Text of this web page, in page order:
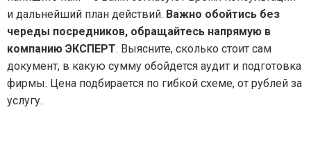
и дальнейший план действий. Важно обойтись без
череды посредников, обращайтесь напрямую в
компанию ЭКСПЕРТ. Выясните, сколько стоит сам
документ, в какую сумму обойдется аудит и подготовка
фирмы. Цена подбирается по гибкой схеме, от рублей за
услугу.